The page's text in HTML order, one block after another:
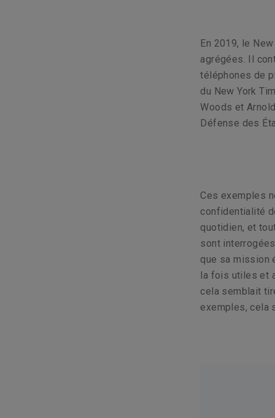
En 2019, le
agrégées. Il
téléphones de
du New York
Woods et
Défense des
Ces exemples
confidentialité
quotidien, et
sont
que sa mission
la fois utiles et
cela semblait
exemples, cela